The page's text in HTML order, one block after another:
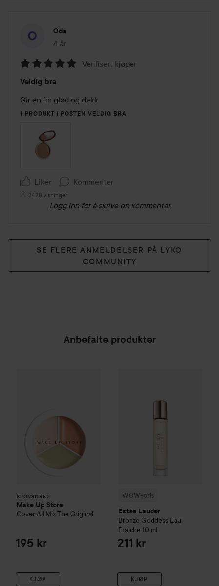
Oda
4 år
Innlegget ble opprettet 4 år
5
av
5
Verifisert kjøper
Veldig bra
Gir en fin glød og dekk
1 PRODUKT I POSTEN VELDIG BRA
Liker Kommenter
3428 visninger
Logg inn for å skrive en kommentar
SE FLERE ANMELDELSER PÅ LYKO
COMMUNITY
Anbefalte produkter
SPONSORED
Make Up Store
Cover All MixThe Original
195 kr
KJØP
WOW-pris
Estée Lauder
Bronze Goddess Eau
Fraiche 10 ml
211 kr
KJØP